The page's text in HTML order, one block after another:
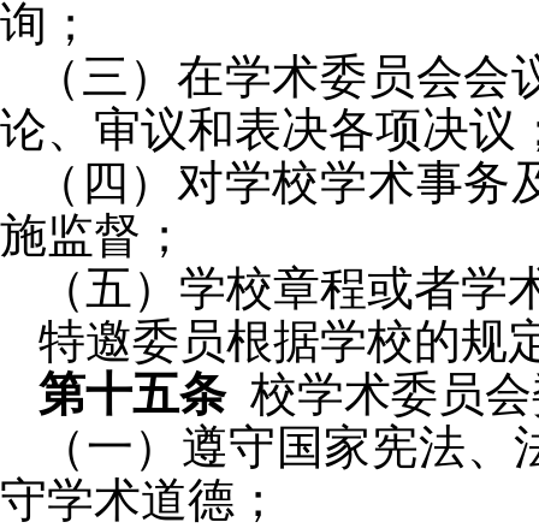
询；
（三）在学术委员会会
论、审议和表决各项决议
（四）对学校学术事
施监督；
（五）学校章程或者
特邀委员根据学校的规
第十五条 校学术委员
（一）遵守国家宪法
守学术道德；